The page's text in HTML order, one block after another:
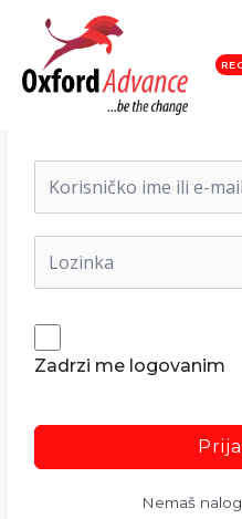
Dobrodošli nazad!
Zadrzi me logovanim
Nemaš